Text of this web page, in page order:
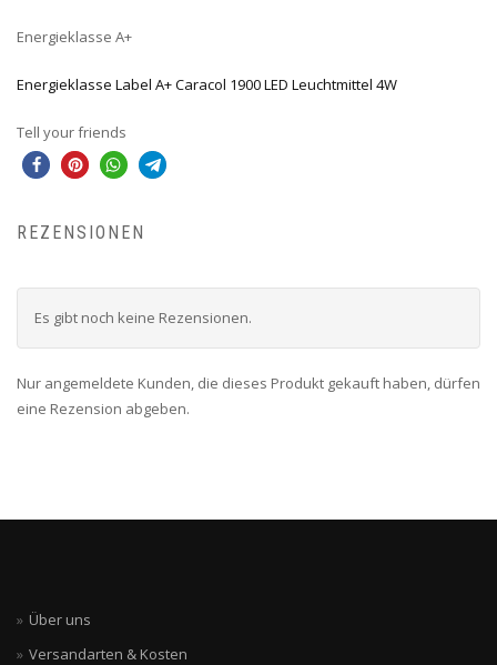
Energieklasse A+
Energieklasse Label A+ Caracol 1900 LED Leuchtmittel 4W
Tell your friends
REZENSIONEN
Es gibt noch keine Rezensionen.
Nur angemeldete Kunden, die dieses Produkt gekauft haben, dürfen
eine Rezension abgeben.
Über uns
Versandarten & Kosten